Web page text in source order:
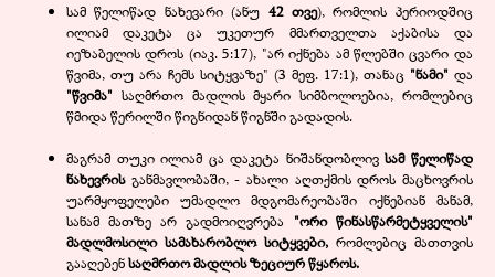
სამ წელიწად ნახევარი (ანუ 42 თვე), რომლის პერიოდშიც
ილიამ დაკეტა ცა უკეთურ მმართველთა აქაბისა და
იეზაბელის დროს (იაკ. 5:17), "არ იქნება ამ წლებში ცვარი და
წვიმა, თუ არა ჩემს სიტყვაზე" (3 მეფ. 17:1), თანაც "ნამი" და
"წვიმა" საღმრთო მადლის მყარი სიმბოლოებია, რომლებიც
წმიდა წერილში წიგნიდან წიგნში გადადის.
მაგრამ თუკი ილიამ ცა დაკეტა ნიშანდობლივსამ წელიწად
ნახევრის განმავლობაში, - ახალი აღთქმის დროს მაცხოვრის
უარმყოფელები უმადლო მდგომარეობაში იქნებიან მანამ,
სანამ მათზე არ გადმოიღვრება "ორი წინასწარმეტყველის"
მადლმოსილი სამახარობლო სიტყვები, რომლებიც მათთვის
გააღებენსაღმრთო მადლის ზეციურ წყაროს.